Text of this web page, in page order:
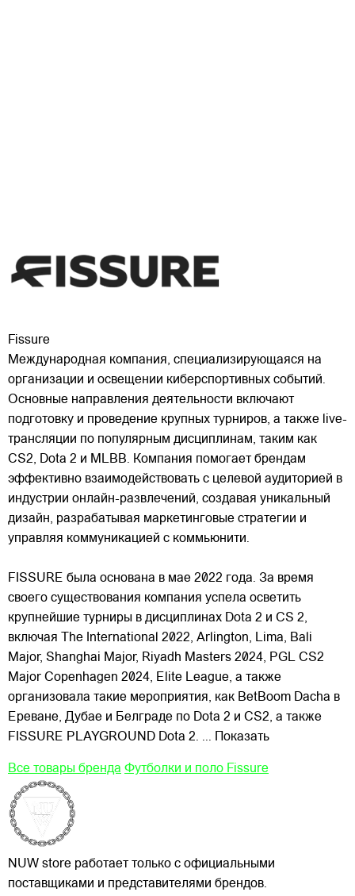
Fissure
Международная компания, специализирующаяся на
организации и освещении киберспортивных событий.
Основные направления деятельности включают
подготовку и проведение крупных турниров, а также live-
трансляции по популярным дисциплинам, таким как
CS2, Dota 2 и MLBB. Компания помогает брендам
эффективно взаимодействовать с целевой аудиторией в
индустрии онлайн-развлечений, создавая уникальный
дизайн, разрабатывая маркетинговые стратегии и
управляя коммуникацией с коммьюнити.
FISSURE была основана в мае 2022 года. За время
своего существования компания успела осветить
крупнейшие турниры в дисциплинах Dota 2 и CS 2,
включая The International 2022, Arlington, Lima, Bali
Major, Shanghai Major, Riyadh Masters 2024, PGL CS2
Major Copenhagen 2024, Elite League, а также
организовала такие мероприятия, как BetBoom Dacha в
Ереване, Дубае и Белграде по Dota 2 и CS2, а также
FISSURE PLAYGROUND Dota 2. ... Показать
Все товары бренда Футболки и поло Fissure
NUW store работает только с официальными
поставщиками и представителями брендов.